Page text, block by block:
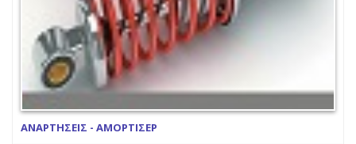
ΑΝΑΡΤΗΣΕΙΣ - ΑΜΟΡΤΙΣΕΡ